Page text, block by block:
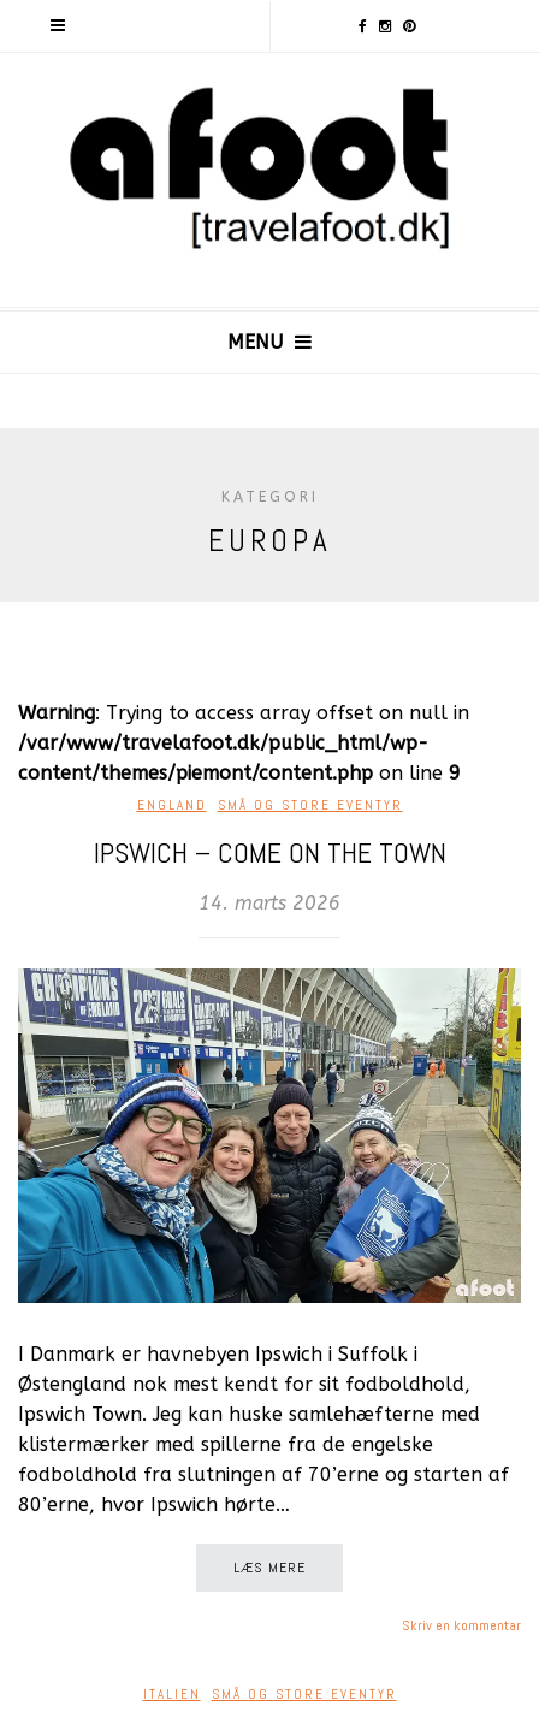
MENU
KATEGORI
EUROPA
Warning: Trying to access array offset on null in
/var/www/travelafoot.dk/public_html/wp-
content/themes/piemont/content.php on line 9
ENGLAND SMÅ OG STORE EVENTYR
IPSWICH – COME ON THE TOWN
14. marts 2026
I Danmark er havnebyen Ipswich i Suffolk i
Østengland nok mest kendt for sit fodboldhold,
Ipswich Town. Jeg kan huske samlehæfterne med
klistermærker med spillerne fra de engelske
fodboldhold fra slutningen af 70’erne og starten af
80’erne, hvor Ipswich hørte…
LÆS MERE
Skriv en kommentar
ITALIEN SMÅ OG STORE EVENTYR